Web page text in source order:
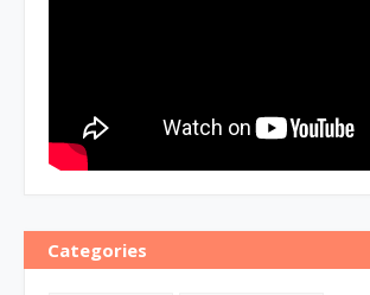
Categories